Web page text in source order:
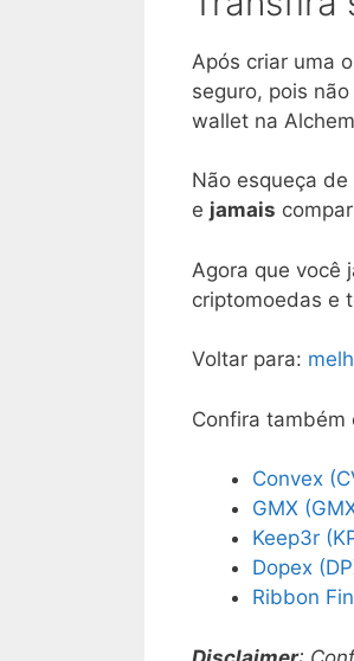
Após criar uma
seguro, pois
wallet na
Não esqueça
e jamais
Agora que você
criptomoedas e
Voltar para:
Confira também
Convex
GMX
Keep3r
Dopex
Ribbon